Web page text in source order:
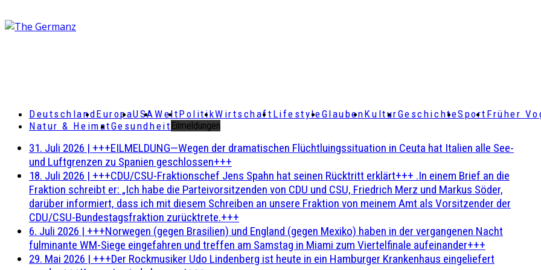
DeutschlandEuropaUSAWeltPolitikWirtschaft LifestyleGlaubenKulturGeschichteSport Früher
Natur & HeimatGesundheit Eilmeldungen
31. Juli 2026 | +++EILMELDUNG—Wegen der dramatischen Flüchtluingssituation in Ceuta hat Italien alle See-
und Luftgrenzen zu Spanien geschlossen+++
18. Juli 2026 | +++CDU/CSU-Fraktionschef Jens Spahn hat seinen Rücktritt erklärt+++ .In einem Brief an die
Fraktion schreibt er: „Ich habe die Parteivorsitzenden von CDU und CSU, Friedrich Merz und Markus Söder,
darüber informiert, dass ich mit diesem Schreiben an unsere Fraktion von meinem Amt als Vorsitzender der
CDU/CSU-Bundestagsfraktion zurücktrete.+++
6. Juli 2026 | +++Norwegen (gegen Brasilien) und England (gegen Mexiko) haben in der vergangenen Nacht
fulminante WM-Siege eingefahren und treffen am Samstag in Miami zum Viertelfinale aufeinander+++
29. Mai 2026 | +++Der Rockmusiker Udo Lindenberg ist heute in ein Hamburger Krankenhaus eingeliefert